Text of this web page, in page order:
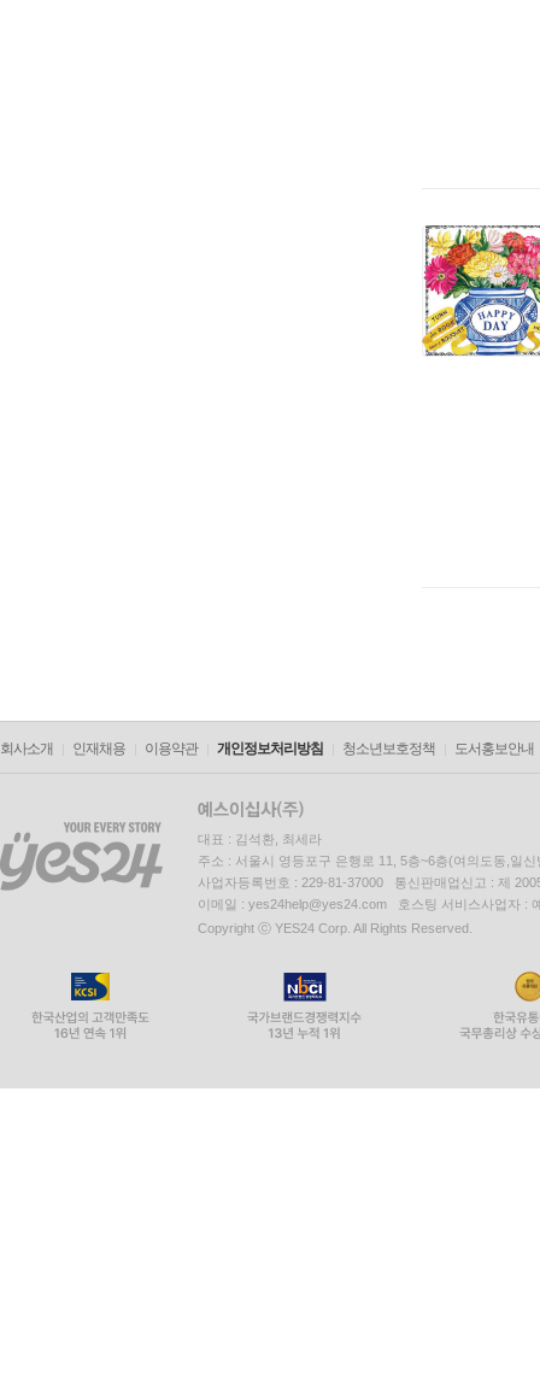
회사소개 인재채용 이용약관 개인정보처리방침 청소년보호정책 도서홍보안내
대표 : 김석환, 최세라
주소 : 서울시 영등포구 은행로 11, 5층~6층(여의도동,일신
사업자등록번호 : 229-81-37000 통신판매업신고 : 제
이메일 : yes24help@yes24.com 호스팅 서비스사업자 :
Copyright ⓒ YES24 Corp. All Rights Reserved.